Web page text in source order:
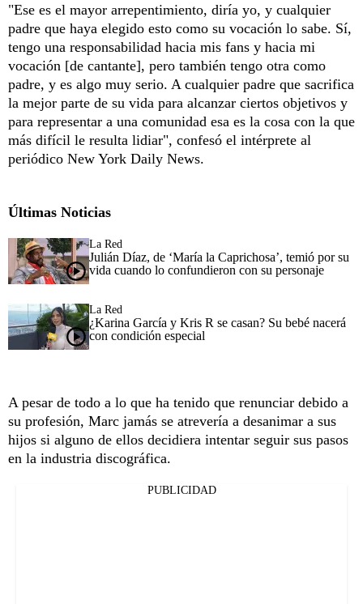
"Ese es el mayor arrepentimiento, diría yo, y cualquier
padre que haya elegido esto como su vocación lo sabe. Sí,
tengo una responsabilidad hacia mis fans y hacia mi
vocación [de cantante], pero también tengo otra como
padre, y es algo muy serio. A cualquier padre que sacrifica
la mejor parte de su vida para alcanzar ciertos objetivos y
para representar a una comunidad esa es la cosa con la que
más difícil le resulta lidiar", confesó el intérprete al
periódico New York Daily News.
Últimas Noticias
La Red
Julián Díaz, de ‘María la Caprichosa’, temió por su
vida cuando lo confundieron con su personaje
La Red
¿Karina García y Kris R se casan? Su bebé nacerá
con condición especial
A pesar de todo a lo que ha tenido que renunciar debido a
su profesión, Marc jamás se atrevería a desanimar a sus
hijos si alguno de ellos decidiera intentar seguir sus pasos
en la industria discográfica.
PUBLICIDAD